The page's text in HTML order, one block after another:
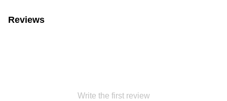
Reviews
Write the first review